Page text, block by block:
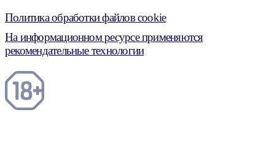
Политика обработки файлов cookie
На информационном ресурсе применяются
рекомендательные технологии